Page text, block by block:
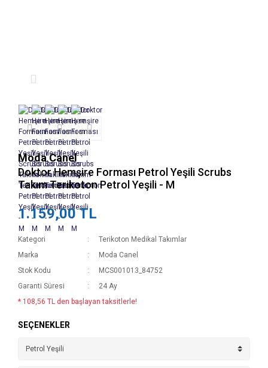
Moda Canel
Doktor Hemşire Forması Petrol Yeşili Scrubs
Takım Terikoton Petrol Yeşili - M
1.159,00 TL
Kategori
Terikoton Medikal Takımlar
Marka
Moda Canel
Stok Kodu
MCS001013_84752
Garanti Süresi
24 Ay
* 108,56 TL den başlayan taksitlerle!
SEÇENEKLER